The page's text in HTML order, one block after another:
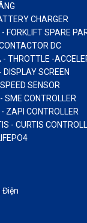
CHARGER
FORKLIFT SPARE
DC
THROTTLE -
DISPLAY SCREEN
SENSOR
SME CONTROLLER
ZAPI CONTROLLER
- CURTIS
Điện